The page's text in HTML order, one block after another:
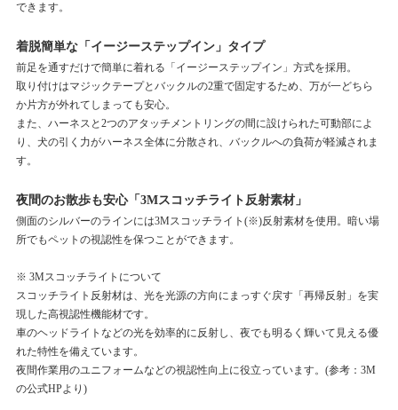
できます。
着脱簡単な「イージーステップイン」タイプ
前足を通すだけで簡単に着れる「イージーステップイン」方式を採用。
取り付けはマジックテープとバックルの2重で固定するため、万が一どちら
か片方が外れてしまっても安心。
また、ハーネスと2つのアタッチメントリングの間に設けられた可動部によ
り、犬の引く力がハーネス全体に分散され、バックルへの負荷が軽減されま
す。
夜間のお散歩も安心「3Mスコッチライト反射素材」
側面のシルバーのラインには3Mスコッチライト(※)反射素材を使用。暗い場
所でもペットの視認性を保つことができます。
※ 3Mスコッチライトについて
スコッチライト反射材は、光を光源の方向にまっすぐ戻す「再帰反射」を実
現した高視認性機能材です。
車のヘッドライトなどの光を効率的に反射し、夜でも明るく輝いて見える優
れた特性を備えています。
夜間作業用のユニフォームなどの視認性向上に役立っています。(参考：3M
の公式HPより)